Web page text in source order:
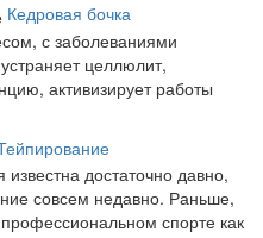
Кедровая бочка
с заболеваниями
целлюлит,
активизирует работы
достаточно давно,
совсем недавно. Раньше,
спорте как